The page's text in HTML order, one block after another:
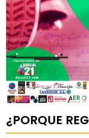
¿PORQUE